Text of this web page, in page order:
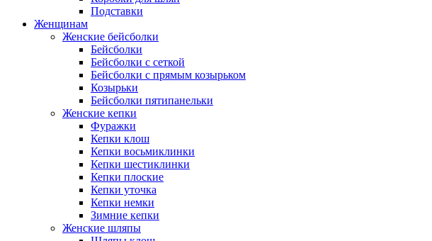
Подставки
Женщинам
Женские бейсболки
Бейсболки
Бейсболки с сеткой
Бейсболки с прямым козырьком
Козырьки
Бейсболки пятипанельки
Женские кепки
Фуражки
Кепки клош
Кепки восьмиклинки
Кепки шестиклинки
Кепки плоские
Кепки уточка
Кепки немки
Зимние кепки
Женские шляпы